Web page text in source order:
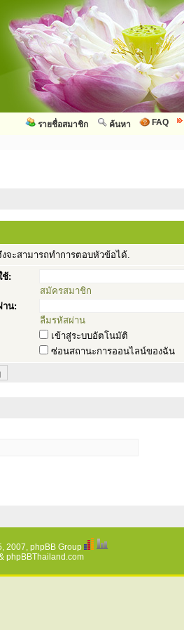
FAQ
ค้นหา
รายชื่อสมาชิก
จะสามารถทำการตอบหัวข้อได้.
ช้:
สมัครสมาชิก
าน:
ลืมรหัสผ่าน
เข้าสู่ระบบอัตโนมัติ
ซ่อนสถานะการออนไลน์ของฉัน
2007, phpBB Group
phpBBThailand.com